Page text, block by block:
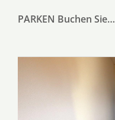
PARKEN Buchen Sie…